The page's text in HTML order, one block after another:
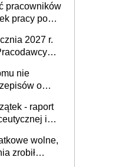
pracowników
pracy po
Fundusz
2027 r.
nie
o
- raport
i
wolne,
zrobił